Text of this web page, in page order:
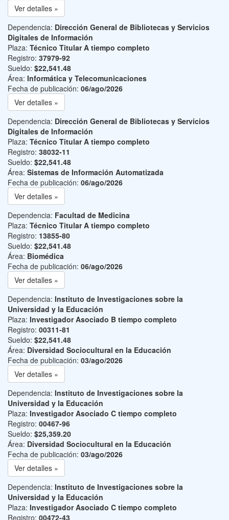
Ver detalles »
Dependencia: Dirección General de Bibliotecas y Servicios
Digitales de Información
Plaza: Técnico Titular A tiempo completo
Registro: 37979-92
Sueldo: $22,541.48
Área: Informática y Telecomunicaciones
Fecha de publicación: 06/ago/2026
Ver detalles »
Dependencia: Dirección General de Bibliotecas y Servicios
Digitales de Información
Plaza: Técnico Titular A tiempo completo
Registro: 38032-11
Sueldo: $22,541.48
Área: Sistemas de Información Automatizada
Fecha de publicación: 06/ago/2026
Ver detalles »
Dependencia: Facultad de Medicina
Plaza: Técnico Titular A tiempo completo
Registro: 13855-80
Sueldo: $22,541.48
Área: Biomédica
Fecha de publicación: 06/ago/2026
Ver detalles »
Dependencia: Instituto de Investigaciones sobre la
Universidad y la Educación
Plaza: Investigador Asociado B tiempo completo
Registro: 00311-81
Sueldo: $22,541.48
Área: Diversidad Sociocultural en la Educación
Fecha de publicación: 03/ago/2026
Ver detalles »
Dependencia: Instituto de Investigaciones sobre la
Universidad y la Educación
Plaza: Investigador Asociado C tiempo completo
Registro: 00467-96
Sueldo: $25,359.20
Área: Diversidad Sociocultural en la Educación
Fecha de publicación: 03/ago/2026
Ver detalles »
Dependencia: Instituto de Investigaciones sobre la
Universidad y la Educación
Plaza: Investigador Asociado C tiempo completo
Registro: 00472-43